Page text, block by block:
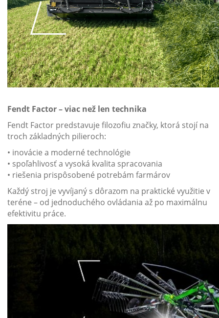
Fendt Factor – viac než len technika
Fendt Factor predstavuje filozofiu značky, ktorá stojí na
troch základných pilieroch:
• inovácie a moderné technológie
• spoľahlivosť a vysoká kvalita spracovania
• riešenia prispôsobené potrebám farmárov
Každý stroj je vyvíjaný s dôrazom na praktické využitie v
teréne – od jednoduchého ovládania až po maximálnu
efektivitu práce.